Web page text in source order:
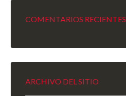
COMENTARIOS RECIENTES
ARCHIVO DEL SITIO